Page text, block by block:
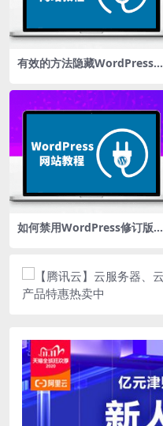
有效的方法隐藏WordPress后
如何禁用WordPress修订版